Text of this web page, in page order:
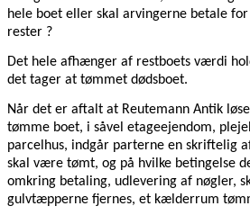
hele boet eller skal arvingerne betale
rester ?
Det hele afhænger af restboets værdi
det tager at tømmet dødsboet.
Når det er aftalt at Reutemann Antik
tømme boet, i såvel etageejendom,
parcelhus, indgår parterne en skriftelig
skal være tømt, og på hvilke betingelse
omkring betaling, udlevering af nøgler,
gulvtæpperne fjernes, et kælderrum